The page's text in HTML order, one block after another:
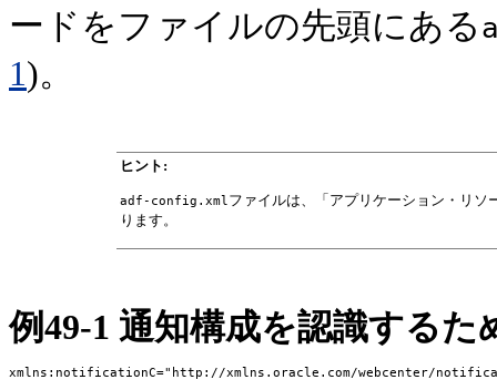
ードをファイルの先頭にある
1)。
ヒント:
adf-config.xml ファイルは、「アプリケーション・リソ
ります。
例49-1 通知構成を認識する